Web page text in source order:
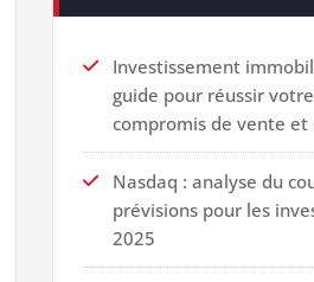
Investissement
guide pour réussir
compromis de vente
Nasdaq : analyse du
prévisions pour les
2025